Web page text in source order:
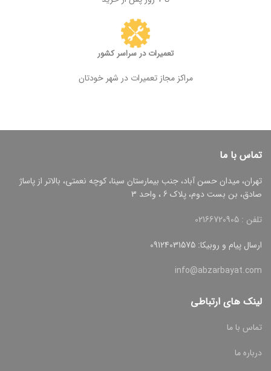
تعمیرات در سراسر کشور
مراکز مجاز تعمیرات در شهر خودتان
تماس با ما
تهران، میدان حسن آباد، جنب بیمارستان سینا، کوچه نعمتی، بالاتر از پاساژ
صادق، بن بست دوم، پلاک 6 ، واحد 3
تلفن : 02166720905
ارسال پیام و روبیکا: 09124031575
info@abzarbayat.com
لینک های ارتباطی
تماس با ما
درباره ما